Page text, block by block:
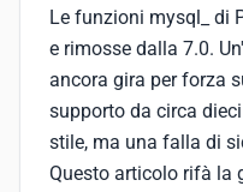
Le funzioni mysql_ di
e rimosse dalla 7.0.
ancora gira per forza
supporto da circa
stile, ma una falla di
Questo articolo rifà la